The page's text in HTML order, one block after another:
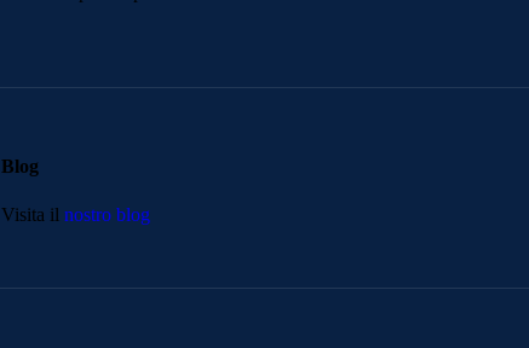
Blog
Visita il nostro blog